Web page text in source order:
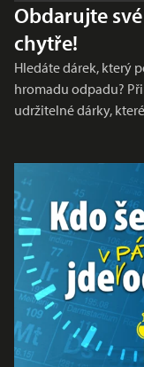
Obdarujte
chytře!
Hledáte dárek, který
hromadu odpadu?
udržitelné dárky,